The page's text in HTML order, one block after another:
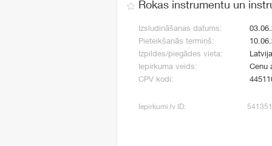
Rokas instrumentu un
Izsludināšanas datums:
Pieteikšanās termiņš:
Izpildes/piegādes vieta:
Latvija
Iepirkuma veids:
Cenu
CPV kodi:
Iepirkumi.lv ID: